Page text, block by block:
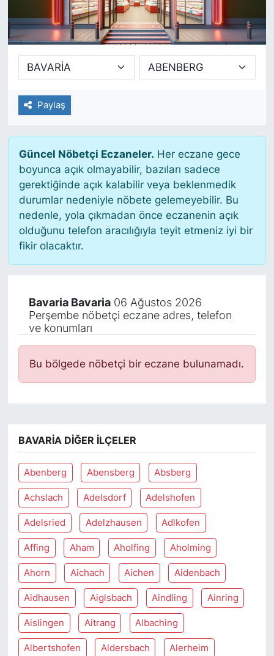
Paylaş
Güncel Nöbetçi Eczaneler. Her eczane gece
boyunca açık olmayabilir, bazıları sadece
gerektiğinde açık kalabilir veya beklenmedik
durumlar nedeniyle nöbete gelemeyebilir. Bu
nedenle, yola çıkmadan önce eczanenin açık
olduğunu telefon aracılığıyla teyit etmeniz iyi bir
fikir olacaktır.
Bavaria Bavaria06 Ağustos 2026
Perşembe nöbetçi eczane adres, telefon
ve konumları
Bu bölgede nöbetçi bir eczane bulunamadı.
BAVARIA DIĞER İLÇELER
Abenberg Abensberg Absberg
Achslach Adelsdorf Adelshofen
Adelsried Adelzhausen Adlkofen
Affing Aham Aholfing Aholming
Ahorn Aichach Aichen Aidenbach
Aidhausen Aiglsbach Aindling Ainring
Aislingen Aitrang Albaching
Albertshofen Aldersbach Alerheim
SİYASET
SAĞLIK